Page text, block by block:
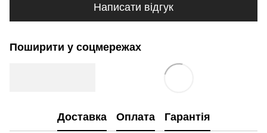
Написати відгук
Поширити у соцмережах
Доставка Оплата Гарантія